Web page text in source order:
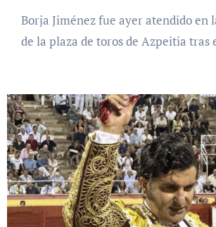
Borja Jiménez fue ayer atendido en la enfermería
de la plaza de toros de Azpeitia